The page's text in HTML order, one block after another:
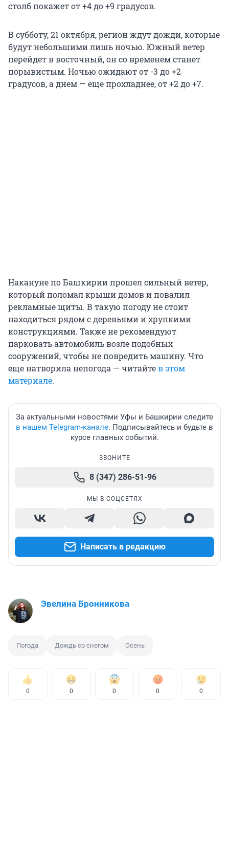
столб покажет от +4 до +9 градусов.
В субботу, 21 октября, регион ждут дожди, которые
будут небольшими лишь ночью. Южный ветер
перейдет в восточный, он со временем станет
порывистым. Ночью ожидают от -3 до +2
градусов, а днем — еще прохладнее, от +2 до +7.
Накануне по Башкирии прошел сильный ветер,
который поломал крыши домов и повалил
рекламные щиты. В такую погоду не стоит
находиться рядом с деревьями и хрупкими
конструкциями. Также не рекомендуют
парковать автомобиль возле подобных
сооружений, чтобы не повредить машину. Что
еще натворила непогода — читайтев этом
материале.
За актуальными новостями Уфы и Башкирии следите
в нашем Telegram-канале. Подписывайтесь и будьте в
курсе главных событий.
ЗВОНИТЕ
8 (347) 286-51-96
МЫ В СОЦСЕТЯХ
Написать в редакцию
Эвелина Бронникова
Погода Дождь со снегом Осень
0 0 0 0 0